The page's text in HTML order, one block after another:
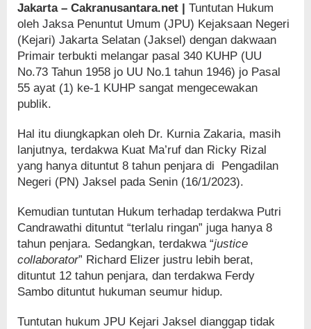
Jakarta – Cakranusantara.net | Tuntutan Hukum
oleh Jaksa Penuntut Umum (JPU) Kejaksaan Negeri
(Kejari) Jakarta Selatan (Jaksel) dengan dakwaan
Primair terbukti melangar pasal 340 KUHP (UU
No.73 Tahun 1958 jo UU No.1 tahun 1946) jo Pasal
55 ayat (1) ke-1 KUHP sangat mengecewakan
publik.
Hal itu diungkapkan oleh Dr. Kurnia Zakaria, masih
lanjutnya, terdakwa Kuat Ma’ruf dan Ricky Rizal
yang hanya dituntut 8 tahun penjara di Pengadilan
Negeri (PN) Jaksel pada Senin (16/1/2023).
Kemudian tuntutan Hukum terhadap terdakwa Putri
Candrawathi dituntut “terlalu ringan” juga hanya 8
tahun penjara. Sedangkan, terdakwa “justice
collaborator” Richard Elizer justru lebih berat,
dituntut 12 tahun penjara, dan terdakwa Ferdy
Sambo dituntut hukuman seumur hidup.
Tuntutan hukum JPU Kejari Jaksel dianggap tidak